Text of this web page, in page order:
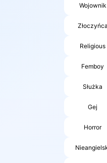
Wojownik
Złoczyńca
Religious
Femboy
Służka
Gej
Horror